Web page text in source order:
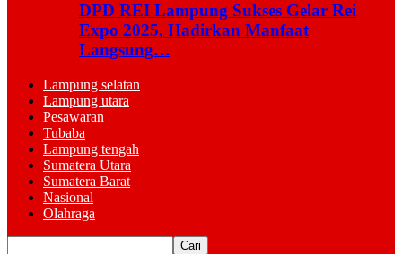
DPD REI Lampung Sukses Gelar Rei
Expo 2025, Hadirkan Manfaat
Langsung…
Lampung selatan
Lampung utara
Pesawaran
Tubaba
Lampung tengah
Sumatera Utara
Sumatera Barat
Nasional
Olahraga